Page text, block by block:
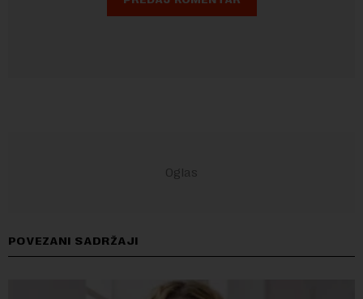
POVEZANI SADRŽAJI